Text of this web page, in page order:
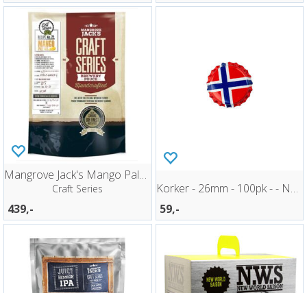
Mangrove Jack's Mango Pale Ale
Craft Series
439,-
Korker - 26mm - 100pk - - Norges Flagg
59,-